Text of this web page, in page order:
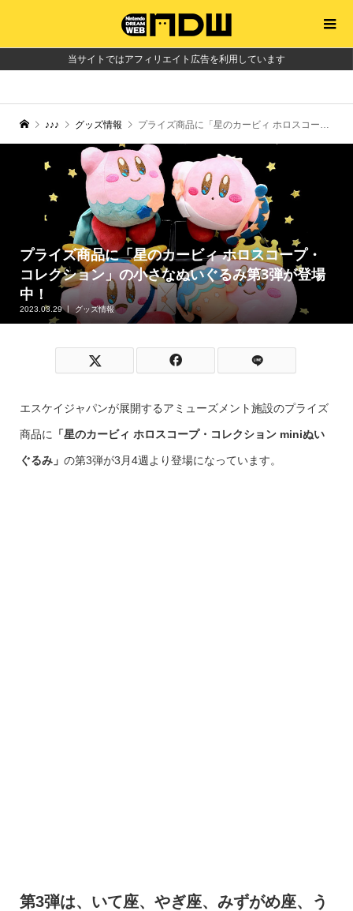
当サイトではアフィリエイト広告を利用しています
♪♪♪ グッズ情報 プライズ商品に「星のカービィ ホロスコープ・コレクション」の小さなぬいぐるみ第3弾が登場中！
プライズ商品に「星のカービィ ホロスコープ・
コレクション」の小さなぬいぐるみ第3弾が登場
中！
2023.03.29 グッズ情報
エスケイジャパンが展開するアミューズメント施設のプライズ
商品に 「星のカービィ ホロスコープ・コレクション miniぬい
ぐるみ」 の第3弾が3月4週より登場になっています。
第3弾は、いて座、やぎ座、みずがめ座、う